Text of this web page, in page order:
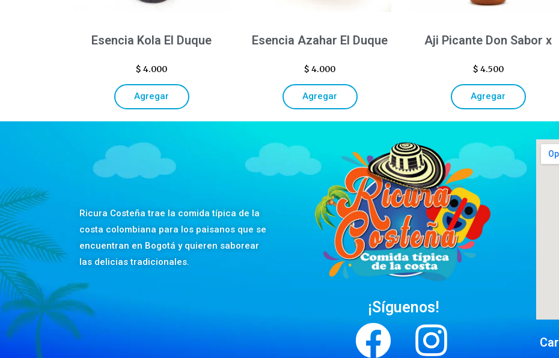
Esencia Kola El Duque
$ 4.000
Agregar
Esencia Azahar El Duque
$ 4.000
Agregar
Aji Picante Don Sabor x
$ 4.500
Agregar
Ricura Costeña trae la comida típica de la
costa colombiana para los paisanos que se
encuentran en Bogotá y quieren saborear
las delicias tradicionales.
¡Síguenos!